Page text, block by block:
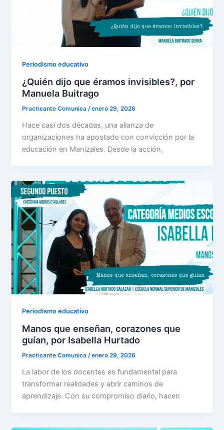
Periodismo educativo
¿Quién dijo que éramos invisibles?, por
Manuela Buitrago
Practicante Comunica/enero 29, 2026
Hace casi dos décadas, una alianza de
organizaciones ha apostado con convicción por la
educación en Manizales. Desde la acción,
Periodismo educativo
Manos que enseñan, corazones que
guían, por Isabella Hurtado
Practicante Comunica/enero 29, 2026
La labor de los docentes es fundamental para
transformar realidades y abrir caminos de
aprendizaje. Con su compromiso diario, hacen